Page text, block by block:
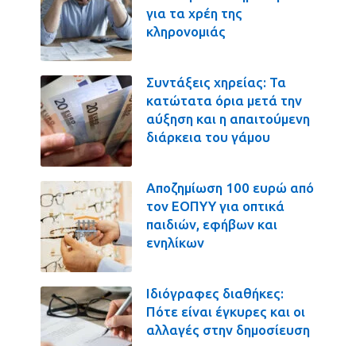
για τα χρέη της
κληρονομιάς
Συντάξεις χηρείας: Τα
κατώτατα όρια μετά την
αύξηση και η απαιτούμενη
διάρκεια του γάμου
Αποζημίωση 100 ευρώ από
τον ΕΟΠΥΥ για οπτικά
παιδιών, εφήβων και
ενηλίκων
Ιδιόγραφες διαθήκες:
Πότε είναι έγκυρες και οι
αλλαγές στην δημοσίευση